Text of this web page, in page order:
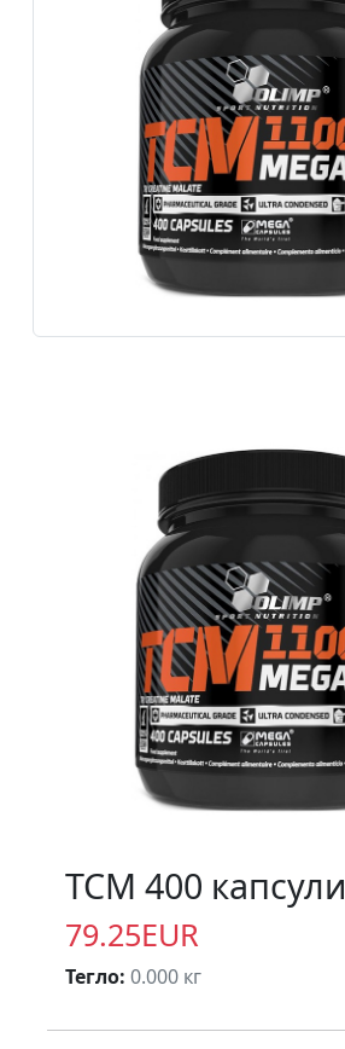
TCM 400 капсули
79.25EUR
Тегло: 0.000 кг